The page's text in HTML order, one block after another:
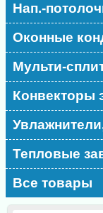
Нап.-
Оконные
Мульти-
Конвекторы
Тепловые
Все товары